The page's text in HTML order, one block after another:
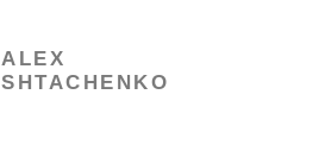
ALEX
SHTACHENKO